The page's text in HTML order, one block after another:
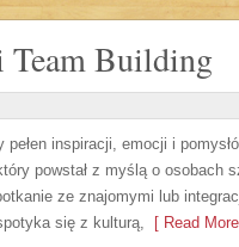
Team Building
inspiracji, emocji i
powstał z myślą o osobach
ze znajomymi lub
się z kulturą, [ Read